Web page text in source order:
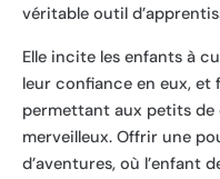
véritable outil
Elle incite les enfants à
leur confiance en eux, et
permettant aux petits
merveilleux. Offrir une
d’aventures, où l’enfant